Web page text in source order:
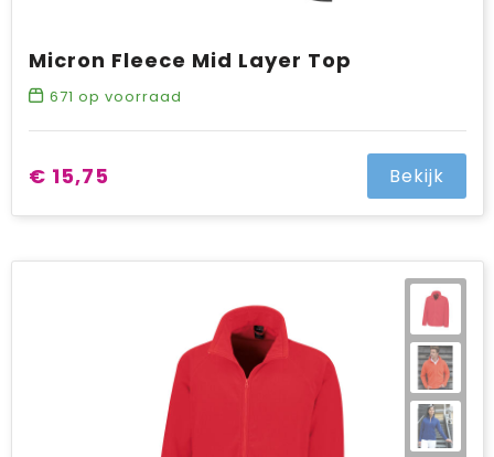
Micron Fleece Mid Layer Top
671 op voorraad
€ 15,75 Bekijk